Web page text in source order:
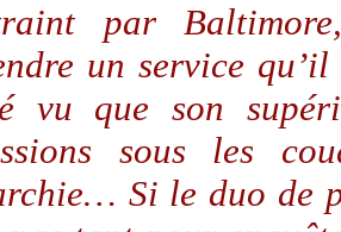
par
un service
vu que son
sous les
Si le duo de